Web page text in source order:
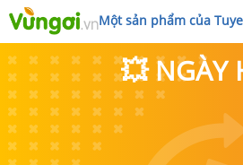
Một sản phẩm của
💥 NGÀY